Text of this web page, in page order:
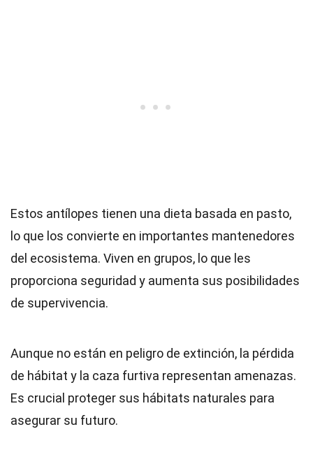
Estos antílopes tienen una dieta basada en pasto,
lo que los convierte en importantes mantenedores
del ecosistema. Viven en grupos, lo que les
proporciona seguridad y aumenta sus posibilidades
de supervivencia.
Aunque no están en peligro de extinción, la pérdida
de hábitat y la caza furtiva representan amenazas.
Es crucial proteger sus hábitats naturales para
asegurar su futuro.